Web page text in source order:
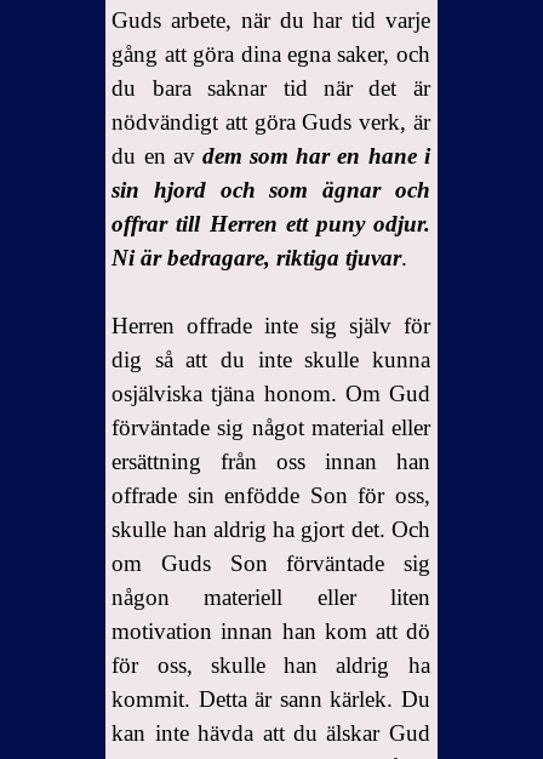
Guds arbete, när du har tid varje
gång att göra dina egna saker, och
du bara saknar tid när det är
nödvändigt att göra Guds verk, är
du en av dem som har en hane i
sin hjord och som ägnar och
offrar till Herren ett puny odjur.
Ni är bedragare, riktiga tjuvar.
Herren offrade inte sig själv för
dig så att du inte skulle kunna
osjälviska tjäna honom. Om Gud
förväntade sig något material eller
ersättning från oss innan han
offrade sin enfödde Son för oss,
skulle han aldrig ha gjort det. Och
om Guds Son förväntade sig
någon materiell eller liten
motivation innan han kom att dö
för oss, skulle han aldrig ha
kommit. Detta är sann kärlek. Du
kan inte hävda att du älskar Gud